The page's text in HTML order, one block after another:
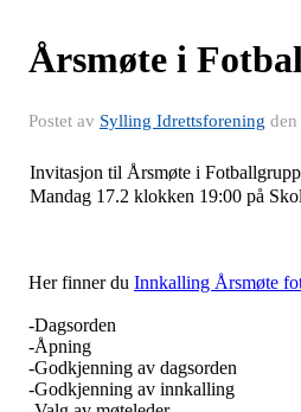
Årsmøte i
Postet av Sylling Idrettsforening den
Invitasjon til Årsmøte i
Mandag 17.2 klokken 19:00 på
Her finner du Innkalling Årsmøte
-Dagsorden
-Åpning
-Godkjenning av dagsorden
-Godkjenning av innkalling